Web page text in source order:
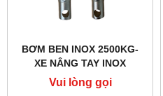
BƠM BEN INOX 2500KG-
XE NÂNG TAY INOX
Vui lòng gọi